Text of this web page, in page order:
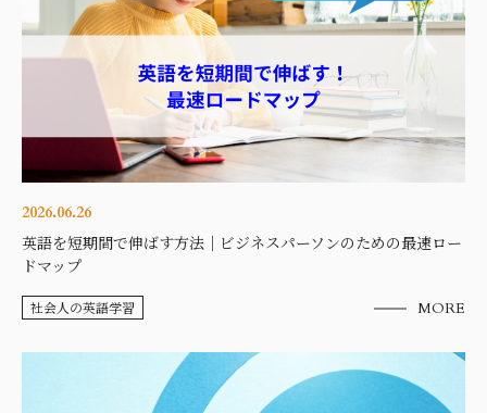
2026.06.26
英語を短期間で伸ばす方法｜ビジネスパーソンのための最速ロー
ドマップ
社会人の英語学習 MORE